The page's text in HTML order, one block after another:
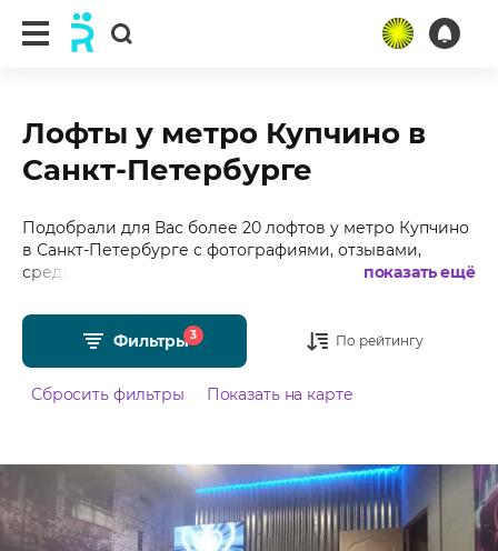
Лофты у метро Купчино в
Санкт-Петербурге
Подобрали для Вас более 20 лофтов у метро Купчино
в Санкт-Петербурге с фотографиями, отзывами,
средним рейтингом 4.95 из 5 и стоимостью от 1250
показать ещё
Фильтры3 По рейтингу
Сбросить фильтры Показать на карте